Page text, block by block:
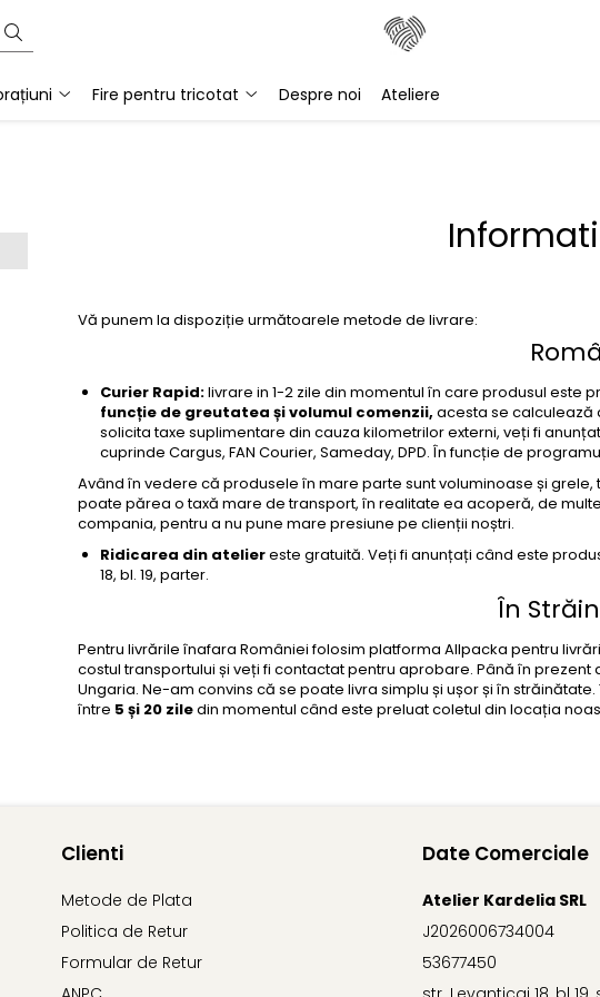
Fire pentru tricotat Despre noi Ateliere
Vă punem la dispoziție următoarele metode de livrare:
Curier Rapid:livrare in 1-2 zile din momentul în care produsul este
funcție de greutatea și volumul comenzii, acesta se calculează
solicita taxe suplimentare din cauza kilometrilor externi, veți fi
cuprinde Cargus, FAN Courier, Sameday, DPD. În funcție de
Având în vedere că produsele în mare parte sunt voluminoase și
poate părea o taxă mare de transport, în realitate ea acoperă, de
compania, pentru a nu pune mare presiune pe clienții noștri.
Ridicarea din ateliereste gratuită. Veți fi anunțați când este
18, bl. 19, parter.
În
Pentru livrările înafara României folosim platforma Allpacka pentru
costul transportului și veți fi contactat pentru aprobare. Până în prezent
Ungaria. Ne-am convins că se poate livra simplu și ușor și în
între 5 și 20 ziledin momentul când este preluat coletul din locația
Clienti
Metode de Plata
Politica de Retur
Formular de Retur
Date Comerciale
Atelier Kardelia SRL
J2026006734004
53677450